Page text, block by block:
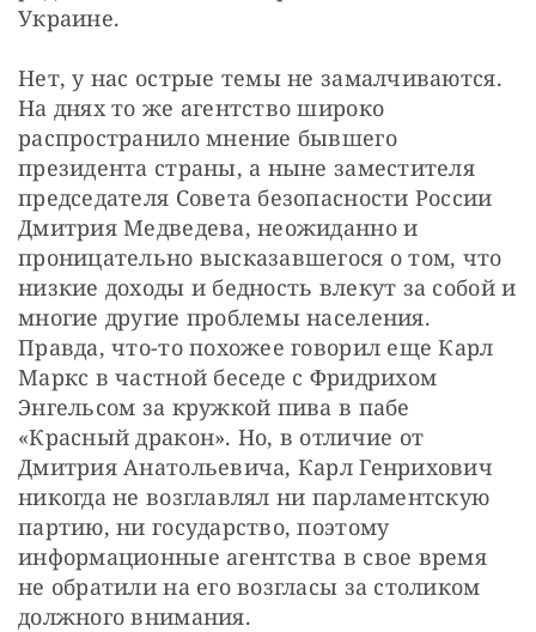
Украине.
Нет, у нас острые темы не замалчиваются.
На днях то же агентство широко
распространило мнение бывшего
президента страны, а ныне заместителя
председателя Совета безопасности России
Дмитрия Медведева, неожиданно и
проницательно высказавшегося о том, что
низкие доходы и бедность влекут за собой и
многие другие проблемы населения.
Правда, что-то похожее говорил еще Карл
Маркс в частной беседе с Фридрихом
Энгельсом за кружкой пива в пабе
«Красный дракон». Но, в отличие от
Дмитрия Анатольевича, Карл Генрихович
никогда не возглавлял ни парламентскую
партию, ни государство, поэтому
информационные агентства в свое время
не обратили на его возгласы за столиком
должного внимания.